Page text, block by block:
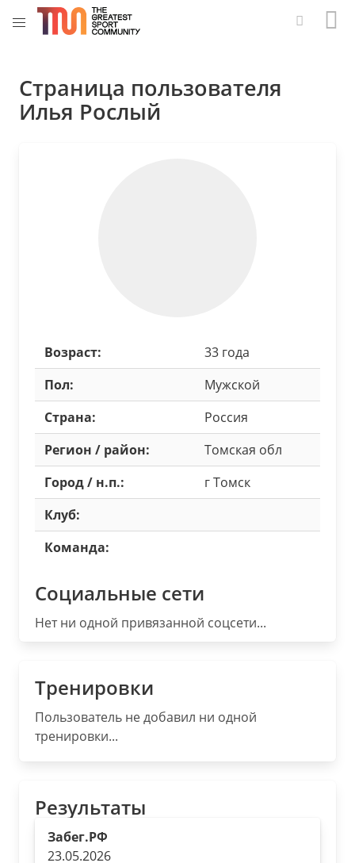
Страница пользователя
Илья Рослый
Возраст:
33 года
Пол:
Мужской
Страна:
Россия
Регион / район:
Томская обл
Город / н.п.:
г Томск
Клуб:
Команда:
Социальные сети
Нет ни одной привязанной соцсети...
Тренировки
Пользователь не добавил ни одной
тренировки...
Результаты
Забег.РФ
23.05.2026